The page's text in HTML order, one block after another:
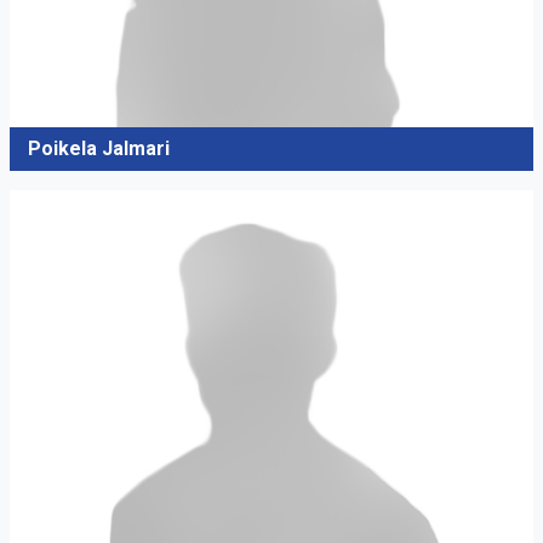
Poikela Jalmari